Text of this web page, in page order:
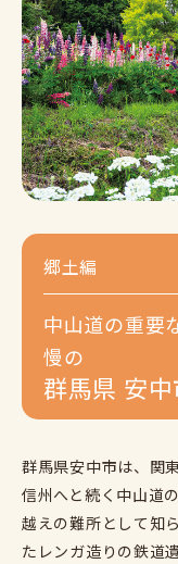
郷土編
中山道の重要
慢の
群馬県 安中
群馬県安中市は、関
信州へと続く中山道
越えの難所として知
たレンガ造りの鉄道